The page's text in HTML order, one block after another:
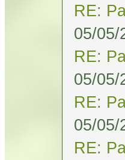
RE:
05/05/
RE:
05/05/
RE:
05/05/
RE: